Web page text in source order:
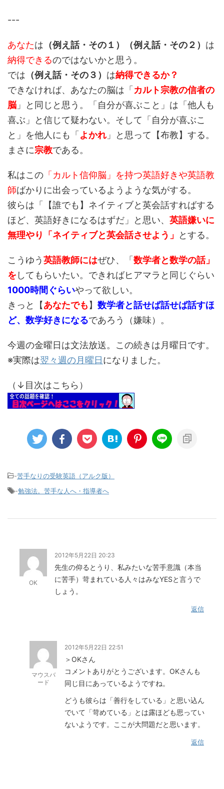
---
あなたは （例え話・その１）（例え話・その２） は
納得できるのではないかと思う。
では （例え話・その３） は納得できるか？
できなければ、あなたの脳は「 カルト宗教の信者の
脳 」と同じと思う。「自分が喜ぶこと」は「他人も
喜ぶ」と信じて疑わない。そして「自分が喜ぶこ
と」を他人にも「 よかれ」と思って【布教】する。
まさに宗教である。
私はこの 「カルト信仰脳」を持つ英語好きや英語教
師ばかりに出会っているようような気がする。
彼らは「【誰でも】ネイティブと英会話すればする
ほど、英語好きになるはずだ」と思い、 英語嫌いに
無理やり「ネイティブと英会話させよう」
とする。
こうゆう英語教師にはぜひ、「 数学者と数学の話」
を してもらいたい。できればヒアマラと同じぐらい
1000時間ぐらいやって欲しい。
きっと【あなたでも 】 数学者と話せば話せば話すほ
ど、数学好きになるであろう（嫌味）。
今週の金曜日は文法放送。この続きは月曜日です。
※実際は翌々週の月曜日になりました。
（↓目次はこちら）
-苦手なりの受験英語（アルク版）
-勉強法。苦手な人へ・指導者へ
OK
2012年5月22日 20:23
先生の仰るとうり、私みたいな苦手意識（本当
に苦手）苛まれている人々はみなYESと言うで
しょう。
返信
マウスバ
ード
2012年5月22日 22:51
＞OKさん
コメントありがとうございます。OKさんも
同じ目にあっているようですね。
どうも彼らは「善行をしている」と思い込ん
でいて「苛めている」とは露ほども思ってい
ないようです。ここが大問題だと思います。
返信